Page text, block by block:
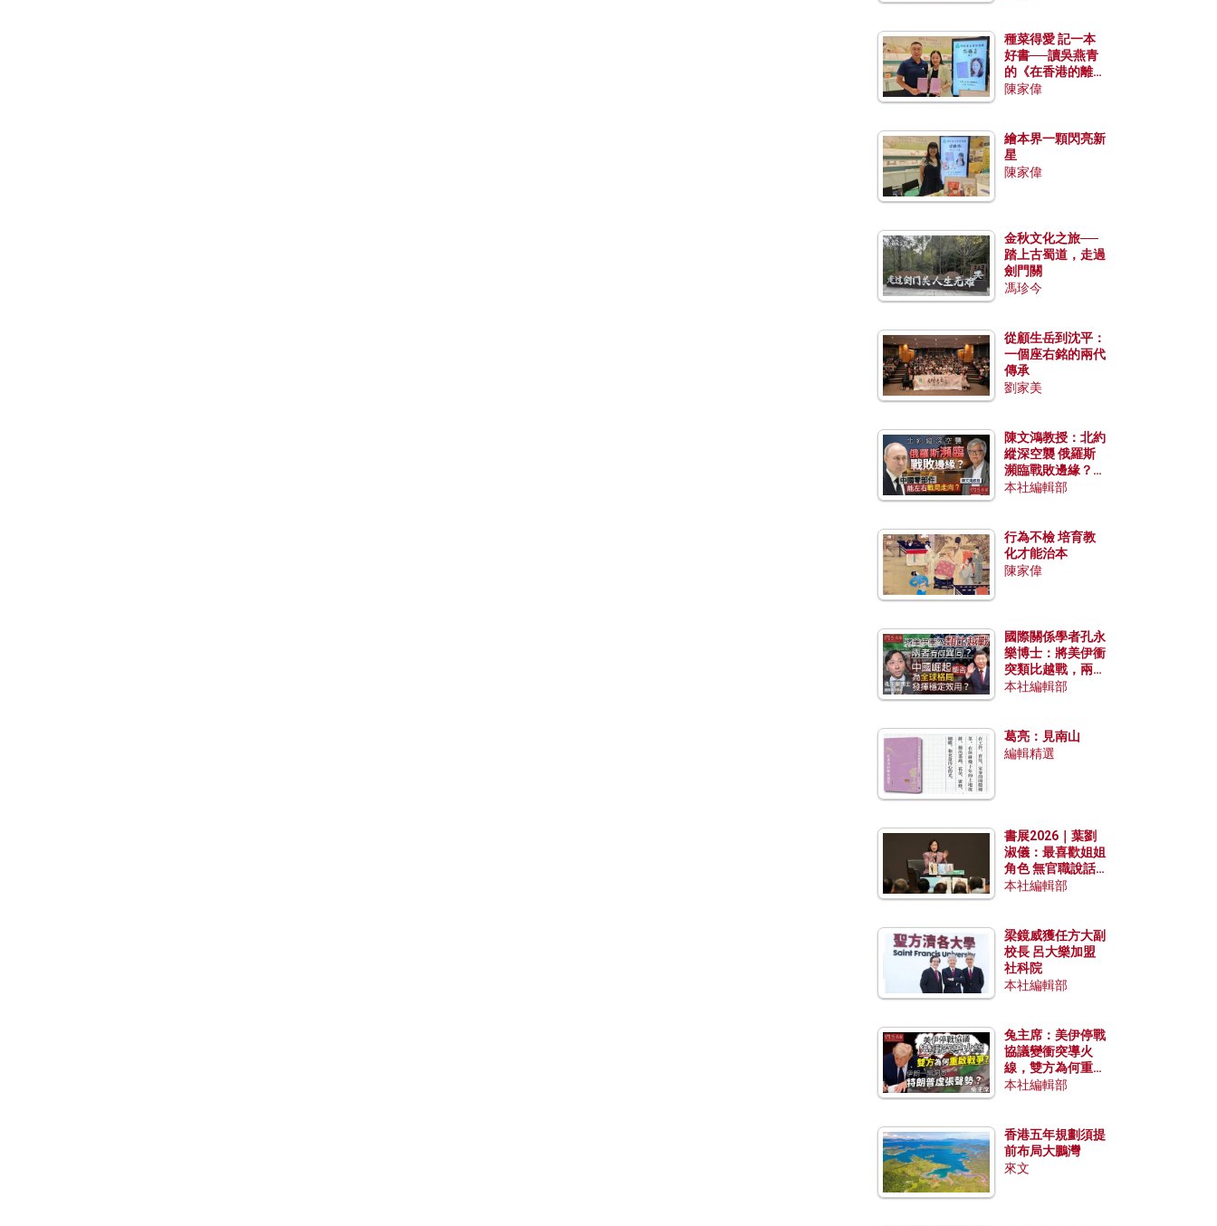
種菜得愛 記一本
好書──讀吳燕青
的《在香港的離島
種菜》
陳家偉
繪本界一顆閃亮新
星
陳家偉
金秋文化之旅──
踏上古蜀道，走過
劍門關
馮珍今
從顧生岳到沈平：
一個座右銘的兩代
傳承
劉家美
陳文鴻教授：北約
縱深空襲 俄羅斯
瀕臨戰敗邊緣？中
國零部件能左右戰
本社編輯部
行為不檢 培育教
化才能治本
陳家偉
國際關係學者孔永
樂博士：將美伊衝
突類比越戰，兩者
有何異同？中國崛
本社編輯部
葛亮：見南山
編輯精選
書展2026｜葉劉
淑儀：最喜歡姐姐
角色 無官職說話
包袱少
本社編輯部
梁鏡威獲任方大副
校長 呂大樂加盟
社科院
本社編輯部
兔主席：美伊停戰
協議變衝突導火
線，雙方為何重啟
戰爭？伊朗一早洞
本社編輯部
香港五年規劃須提
前布局大鵬灣
來文